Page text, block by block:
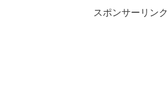
スポンサーリンク